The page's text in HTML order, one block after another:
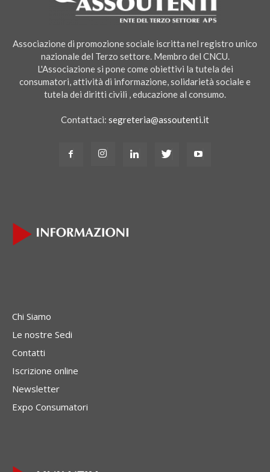
Associazione di promozione sociale iscritta nel registro unico
nazionale del Terzo settore. Membro del CNCU.
L'Associazione si pone come obiettivi la tutela dei
consumatori, attività di informazione, solidarietà sociale e
tutela dei diritti civili , educazione al consumo.
Contattaci: segreteria@assoutenti.it
Chi Siamo
Le nostre Sedi
Contatti
Iscrizione online
Newsletter
Expo Consumatori